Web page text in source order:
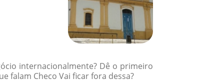
internacionalmente? Dê o primeiro
falam Checo Vai ficar fora dessa?